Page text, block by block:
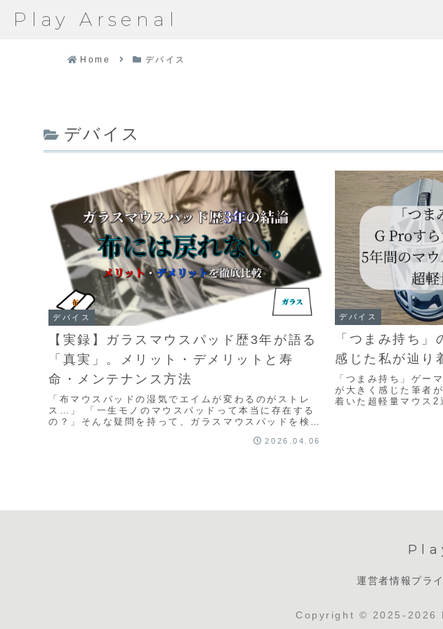
Play Arsenal
Home デバイス
デバイス
デバイス
【実録】ガラスマウスパッド歴3年が語る
「真実」。メリット・デメリットと寿
命・メンテナンス方法
「布マウスパッドの湿気でエイムが変わるのがストレ
ス…」 「一生モノのマウスパッドって本当に存在する
の？」そんな疑問を持って、ガラスマウスパッドを検討
2026.04.06
デバイス
「つまみ持ち
感じた私が辿り
「つまみ持ち」ゲ
が大きく感じた筆者
着いた超軽量マウス
運営者情報プラ
Copyright © 2025-2026